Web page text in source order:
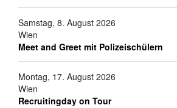
Samstag, 8. August 2026
Wien
Meet and Greet mit Polizeischülern
Montag, 17. August 2026
Wien
Recruitingday on Tour